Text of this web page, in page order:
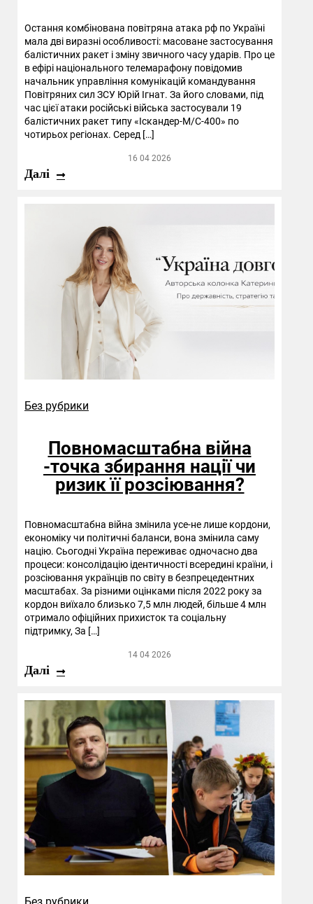
Остання комбінована повітряна атака рф по Україні
мала дві виразні особливості: масоване застосування
балістичних ракет і зміну звичного часу ударів. Про це
в ефірі національного телемарафону повідомив
начальник управління комунікацій командування
Повітряних сил ЗСУ Юрій Ігнат. За його словами, під
час цієї атаки російські війська застосували 19
балістичних ракет типу «Іскандер-М/С-400» по
чотирьох регіонах. Серед […]
16 04 2026
Далі
Без рубрики
Повномасштабна війна
-точка збирання нації чи
ризик її розсіювання?
Повномасштабна війна змінила усе-не лише кордони,
економіку чи політичні баланси, вона змінила саму
націю. Сьогодні Україна переживає одночасно два
процеси: консолідацію ідентичності всередині країни, і
розсіювання українців по світу в безпрецедентних
масштабах. За різними оцінками після 2022 року за
кордон виїхало близько 7,5 млн людей, більше 4 млн
отримало офіційних прихисток та соціальну
підтримку, За […]
14 04 2026
Далі